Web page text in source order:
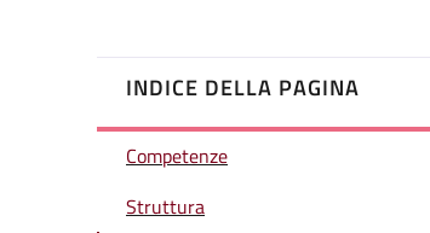
INDICE DELLA PAGINA
Competenze
Struttura